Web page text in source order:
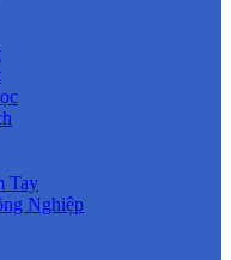
Tay
Nghiệp